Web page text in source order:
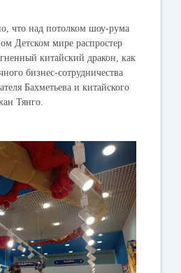
что над потолком шоу-рума
Детском мире распростер
китайский дракон, как
бизнес-сотрудничества
Бахметьева и китайского
Тянго.